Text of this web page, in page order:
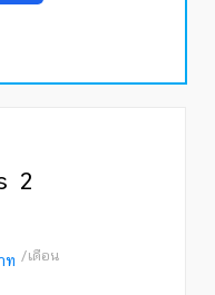
2
ท /เดือน